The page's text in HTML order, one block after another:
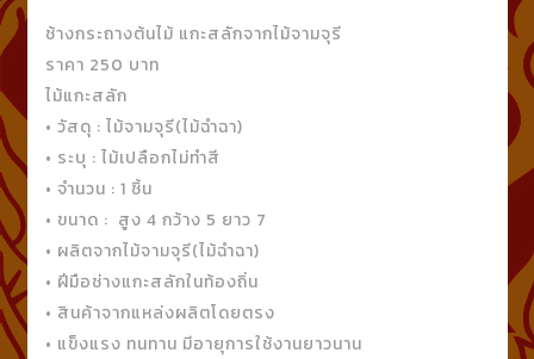
ช้างกระถางต้นไม้ แกะสลักจากไม้จามจุรี
ราคา 250 บาท
ไม้แกะสลัก
• วัสดุ : ไม้จามจุรี(ไม้ฉำฉา)
• ระบุ : ไม้เปลือกไม่ทำสี
• จำนวน : 1 ชิ้น
• ขนาด : สูง 4 กว้าง 5 ยาว 7
• ผลิตจากไม้จามจุรี(ไม้ฉำฉา)
• ฝีมือช่างแกะสลักในท้องถิ่น
• สินค้าจากแหล่งผลิตโดยตรง
• แข็งแรง ทนทาน มีอายุการใช้งานยาวนาน